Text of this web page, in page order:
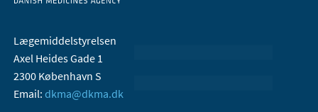
Lægemiddelstyrelsen
Axel Heides Gade 1
2300 København S
Email: dkma@dkma.dk